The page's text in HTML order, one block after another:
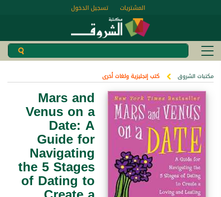
تسجيل الدخول المشتريات
مكتبات الشروق كتب إنجليزية ولغات أخرى
Mars and
Venus on a
Date: A
Guide for
Navigating
the 5 Stages
of Dating to